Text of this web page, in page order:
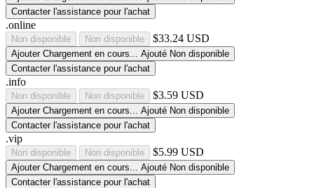
Contacter l'assistance pour l'achat
.online
Non disponible Non disponible $33.24 USD
Ajouter Chargement en cours... Ajouté Non disponible
Contacter l'assistance pour l'achat
.info
Non disponible Non disponible $3.59 USD
Ajouter Chargement en cours... Ajouté Non disponible
Contacter l'assistance pour l'achat
.vip
Non disponible Non disponible $5.99 USD
Ajouter Chargement en cours... Ajouté Non disponible
Contacter l'assistance pour l'achat